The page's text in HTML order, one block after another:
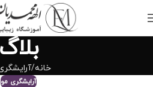
بلاگ
خانه
آرایشگری مو